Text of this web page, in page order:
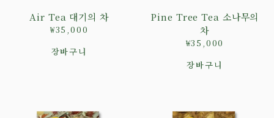
Air Tea 대기의 차
₩35,000
장바구니
Pine Tree Tea 소나무의
차
₩35,000
장바구니